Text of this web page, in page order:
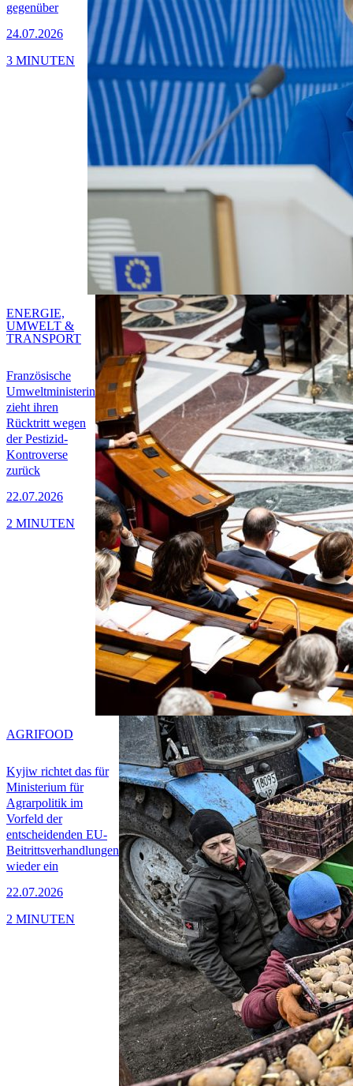
gegenüber
24.07.2026
3 MINUTEN
Französische
Umweltministerin
zieht ihren
Rücktritt wegen
der Pestizid-
Kontroverse
zurück
22.07.2026
ENERGIE,
UMWELT &
TRANSPORT
2 MINUTEN
Kyjiw richtet das für
Ministerium für
Agrarpolitik im
Vorfeld der
entscheidenden EU-
Beitrittsverhandlungen
wieder ein
22.07.2026
AGRIFOOD
2 MINUTEN